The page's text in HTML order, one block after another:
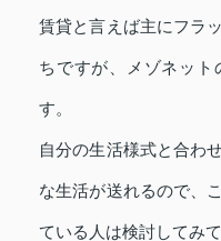
賃貸と言えば主にフラ
ちですが、メゾネット
す。
自分の生活様式と合わ
な生活が送れるので、
ている人は検討してみて